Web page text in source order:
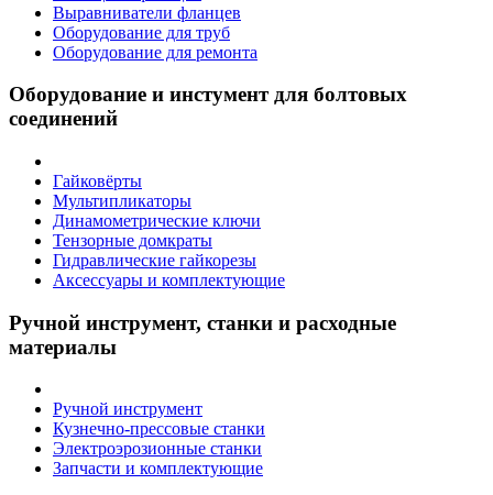
Выравниватели фланцев
Оборудование для труб
Оборудование для ремонта
Оборудование и инстумент для болтовых
соединений
Гайковёрты
Мультипликаторы
Динамометрические ключи
Тензорные домкраты
Гидравлические гайкорезы
Аксессуары и комплектующие
Ручной инструмент, станки и расходные
материалы
Ручной инструмент
Кузнечно-прессовые станки
Электроэрозионные станки
Запчасти и комплектующие